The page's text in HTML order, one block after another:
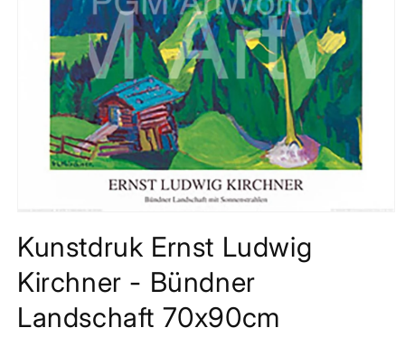
openen
in
modaal
Kunstdruk Ernst Ludwig
Kirchner - Bündner
Landschaft 70x90cm